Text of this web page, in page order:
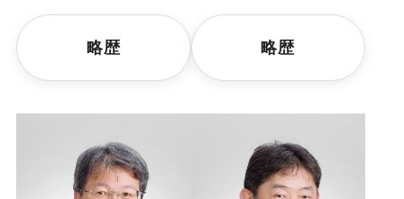
略歴 略歴